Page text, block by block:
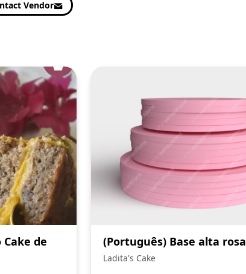
Vendor
de
(Português) Base alta rosa
Ladita's Cake